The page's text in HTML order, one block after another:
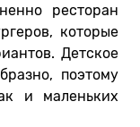
ресторан
которые
Детское
поэтому
и маленьких